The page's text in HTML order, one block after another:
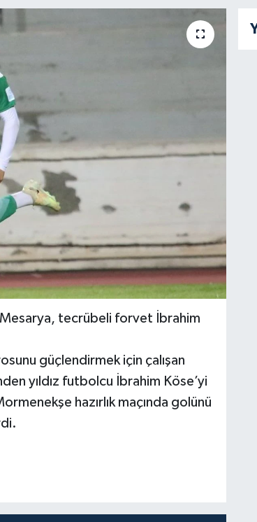
Mesarya, tecrübeli forvet İbrahim
güçlendirmek için çalışan
yıldız futbolcu İbrahim Köse’yi
hazırlık maçında golünü